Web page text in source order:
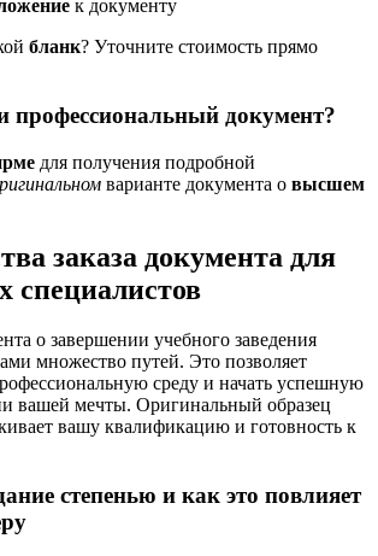
к документу
бланк? Уточните стоимость прямо
профессиональный документ?
для получения подробной
варианте документа о высшем
заказа документа для
специалистов
о завершении учебного заведения
множество путей. Это позволяет
среду и начать успешную
вашей мечты. Оригинальный образец
вашу квалификацию и готовность к
степенью и как это повлияет